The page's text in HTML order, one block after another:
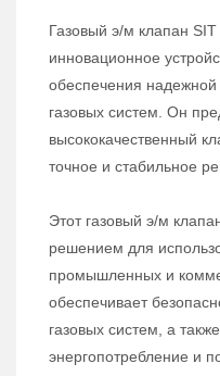
Газовый э/м клапан
инновационное
обеспечения
газовых систем. Он
высококачественный
точное и стабильное
Этот газовый э/м
решением для
промышленных и
обеспечивает
газовых систем, а
энергопотребление и